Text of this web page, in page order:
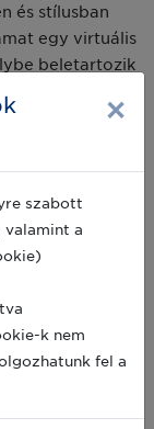
és stílusban
egy virtuális
beletartozik
két kép
beépítette
vagy
3D ábra
a teljes
×
szabott
valamint a
k nem
fel a